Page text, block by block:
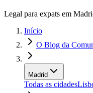
Legal para expats em
Início
O Blog da
Madrid
Todas as cidades